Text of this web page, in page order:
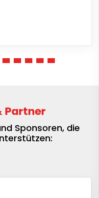
Partner
Sponsoren, die